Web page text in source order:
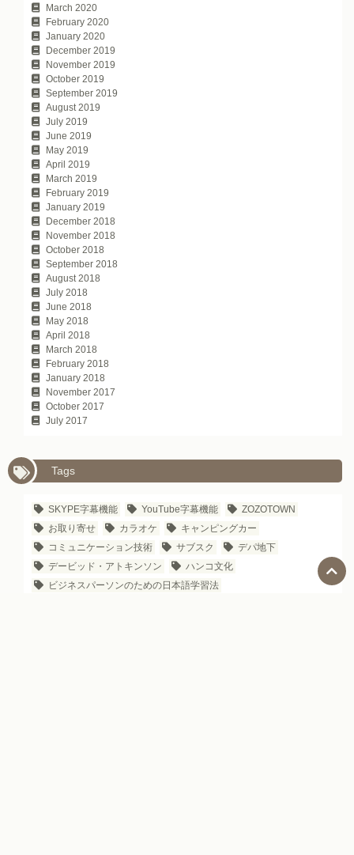
March 2020
February 2020
January 2020
December 2019
November 2019
October 2019
September 2019
August 2019
July 2019
June 2019
May 2019
April 2019
March 2019
February 2019
January 2019
December 2018
November 2018
October 2018
September 2018
August 2018
July 2018
June 2018
May 2018
April 2018
March 2018
February 2018
January 2018
November 2017
October 2017
July 2017
Tags
SKYPE字幕機能 YouTube字幕機能
ZOZOTOWN
お取り寄せ
カラオケ
キャンピングカー
コミュニケーション技術
サブスク
デパ地下
デービッド・アトキンソン
ハンコ文化
ビジネスパーソンのための日本語学習法